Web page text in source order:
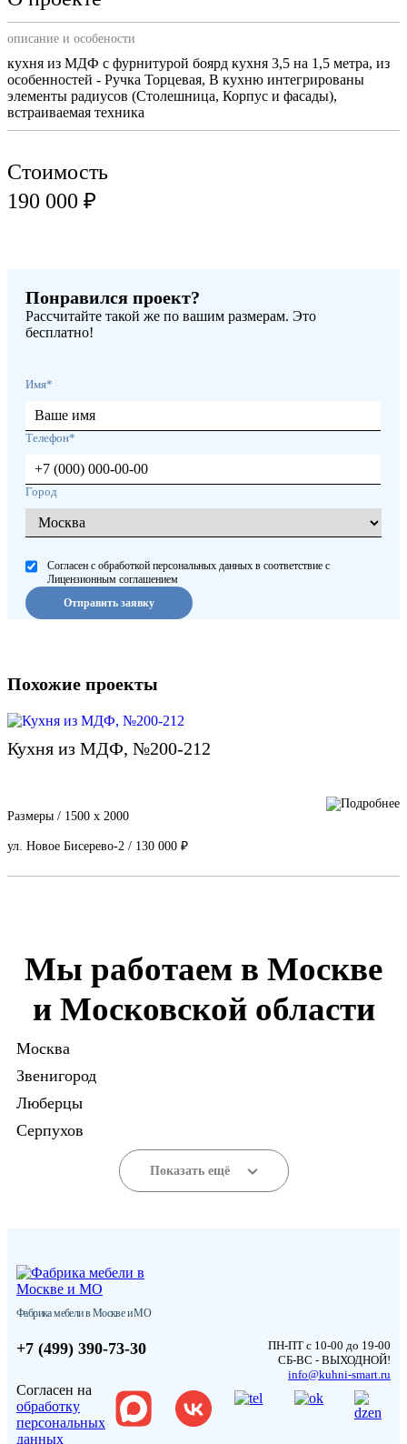
описание и особености
кухня из МДФ с фурнитурой боярд кухня 3,5 на 1,5 метра, из
особенностей - Ручка Торцевая, В кухню интегрированы
элементы радиусов (Столешница, Корпус и фасады),
встраиваемая техника
Стоимость
190 000 ₽
Понравился проект?
Рассчитайте такой же по вашим размерам. Это
бесплатно!
Имя*
Телефон*
Город
Согласен с обработкой персональных данных в соответствие с
Лицензионным соглашением
Отправить заявку
Похожие проекты
Кухня из МДФ, №200-212
Размеры / 1500 х 2000
ул. Новое Бисерево-2 / 130 000 ₽
Мы работаем в Москве
и Московской области
Москва
Звенигород
Люберцы
Серпухов
Показать ещё
Фабрика мебели в Москве и МО
+7 (499) 390-73-30
ПН-ПТ с 10-00 до 19-00
СБ-ВС - ВЫХОДНОЙ!
info@kuhni-smart.ru
Согласен на
обработку
персональных
данных